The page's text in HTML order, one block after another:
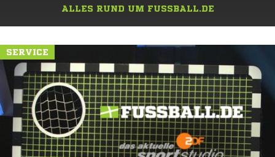
ALLES RUND UM FUSSBALL.DE
SERVICE